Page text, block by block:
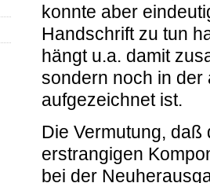
konnte aber
Handschrift zu tun
hängt u.a. damit
sondern noch in der
aufgezeichnet ist.
Die Vermutung,
erstrangigen
bei der